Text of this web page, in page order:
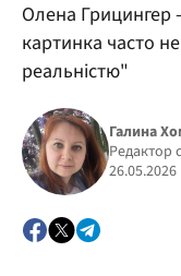
Prosecco Time
Олена Грицингер
картинка часто
реальністю"
Галина
Редактор
26.05.2026